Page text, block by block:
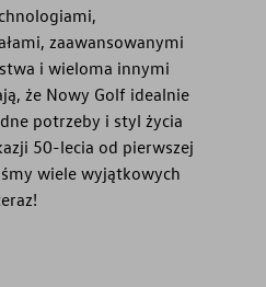
zaawansowanymi
i wieloma innymi
że Nowy Golf idealnie
potrzeby i styl życia
50-lecia od pierwszej
wiele wyjątkowych